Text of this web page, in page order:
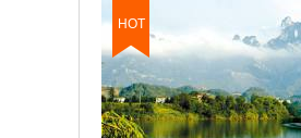
HOT